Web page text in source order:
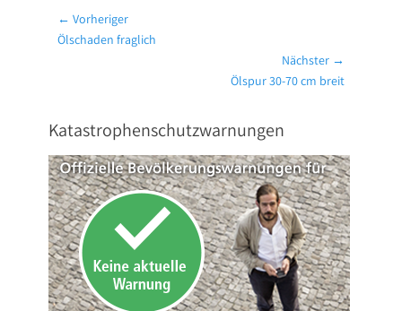
Beitragsnavigation
← Vorheriger
Vorheriger
Ölschaden fraglich
Nächster →
Ölspur 30-70 cm breit
Katastrophenschutzwarnungen